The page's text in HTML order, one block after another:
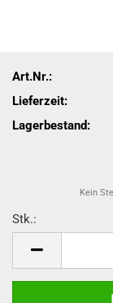
Art.Nr.:
Lieferzeit:
Lagerbestand:
Kein
Stk.: